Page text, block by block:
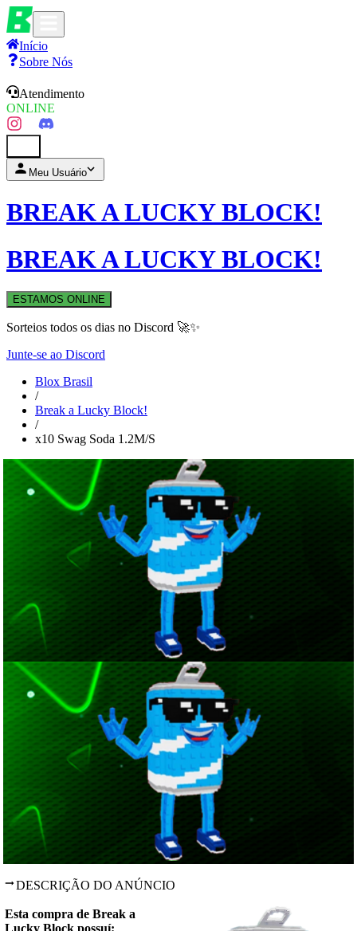
Início
Sobre Nós
Atendimento
ONLINE
Meu Usuário
BREAK A LUCKY BLOCK!
BREAK A LUCKY BLOCK!
ESTAMOS ONLINE
Sorteios todos os dias no Discord 🚀✨
Junte-se ao Discord
Blox Brasil
/
Break a Lucky Block!
/
x10 Swag Soda 1.2M/S
DESCRIÇÃO DO ANÚNCIO
Esta compra de Break a